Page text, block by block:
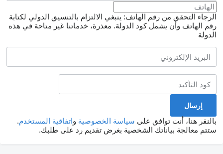
الرجاء التحقق من رقم الهاتف: ينبغي الالتزام بالتنسيق الدولي لكتابة
رقم الهاتف وأن يشمل كود الدولة. معذرة، خدماتنا غير متاحة في هذه
الدولة
بالنقر هنا، أنت توافق على سياسة الخصوصية واتفاقية المستخدم.
ستتم معالجة بياناتك الشخصية بغرض تقديم رد على طلبك.